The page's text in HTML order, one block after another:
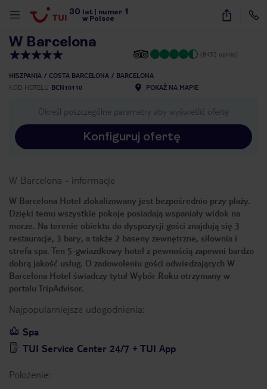
30 lat numer 1
w Polsce
23
W Barcelona
(8452 opinie)
HISZPANIA COSTA BARCELONA
BARCELONA
KOD HOTELU BCN10110 POKAŻ NA MAPIE
Określ poszczególne parametry aby wyświetlić ofertę
Konfiguruj ofertę
W Barcelona - informacje
W Barcelona Hotel zlokalizowany jest bezpośrednio przy plaży.
Dzięki temu wszystkie pokoje posiadają wspaniały widok na
morze. Na terenie obiektu do dyspozycji gości znajdują się 3
restauracje, 3 bary, a także 2 baseny zewnętrzne, siłownia i
strefa spa. Ten 5-gwiazdkowy hotel z pewnością zapewni bardzo
dobrą jakość usług. O zadowoleniu gości odwiedzających W
Barcelona Hotel świadczy tytuł Wybór Roku otrzymany w
portalu TripAdvisor.
Najpopularniejsze udogodnienia:
Spa
TUI Service Center 24/7 + TUI App
Położenie: